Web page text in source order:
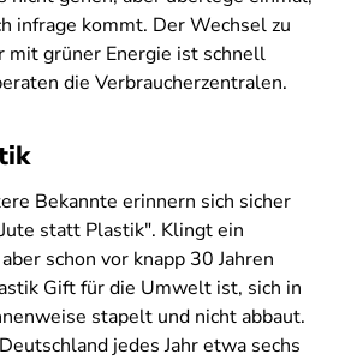
infrage kommt. Der Wechsel zu
mit grüner Energie ist schnell
die Verbraucherzentralen.
Bekannte erinnern sich sicher
statt Plastik". Klingt ein
schon vor knapp 30 Jahren
Gift für die Umwelt ist, sich in
stapelt und nicht abbaut.
jedes Jahr etwa sechs